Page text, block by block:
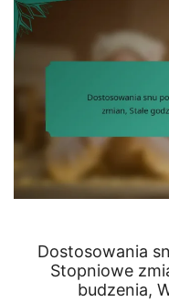
Dostosowania
Stopniowe
budzenia,